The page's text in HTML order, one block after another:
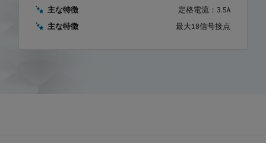
主な特徴 定格電流：3.5A
主な特徴 最大18信号接点